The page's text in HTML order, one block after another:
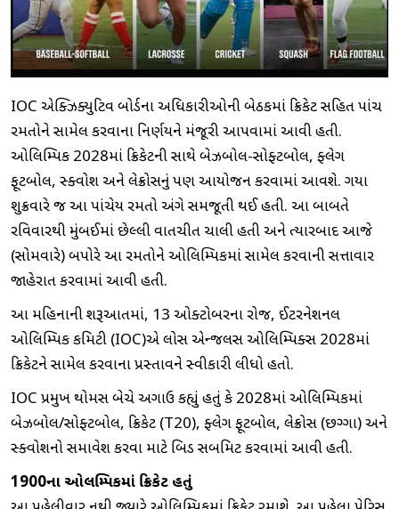
IOC એક્ઝિક્યુટિવ બોર્ડના અધિકારીઓની બેઠકમાં ક્રિકેટ સહિત પાંચ
રમતોને સામેલ કરવાના નિર્ણયને મંજૂરી આપવામાં આવી હતી.
ઓલિમ્પિક 2028માં ક્રિકેટની સાથે બેઝબોલ-સોફ્ટબોલ, ફ્લેગ
ફૂટબોલ, સ્ક્વોશ અને લેક્રોસનું પણ આયોજન કરવામાં આવશે. ગયા
શુક્રવારે જ આ પાંચેય રમતો અંગે સમજૂતી થઈ હતી. આ બાબતે
રવિવારથી મુંબઈમાં છેલ્લી વાતચીત ચાલી હતી અને ત્યારબાદ આજે
(સોમવારે) બપોરે આ રમતોને ઓલિમ્પિકમાં સામેલ કરવાની સત્તાવાર
જાહેરાત કરવામાં આવી હતી.
આ મહિનાની શરૂઆતમાં, 13 ઓક્ટોબરના રોજ, ઈન્ટરનેશનલ
ઓલિમ્પિક કમિટી (IOC)એ લોસ એન્જલસ ઓલિમ્પિક્સ 2028માં
ક્રિકેટને સામેલ કરવાના પ્રસ્તાવને સ્વીકારી લીધો હતો.
IOC પ્રમુખ થોમસ બેચે અગાઉ કહ્યું હતું કે 2028માં ઓલિમ્પિકમાં
બેઝબોલ/સોફ્ટબોલ, ક્રિકેટ (T20), ફ્લેગ ફૂટબોલ, લેક્રોસ (છગ્ગા) અને
સ્ક્વોશનો સમાવેશ કરવા માટે બિડ સબમિટ કરવામાં આવી હતી.
1900ના ઓલિમ્પિકમાં ક્રિકેટ હતું